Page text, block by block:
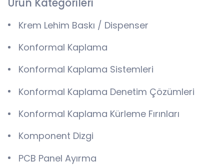
Krem Lehim Baskı / Dispenser
Konformal Kaplama
Konformal Kaplama Sistemleri
Konformal Kaplama Denetim Çözümleri
Konformal Kaplama Kürleme Fırınları
Komponent Dizgi
PCB Panel Ayırma